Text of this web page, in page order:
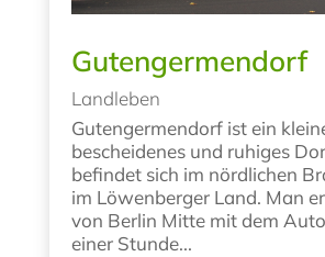
Gutengermendorf
Landleben
Gutengermendorf ist ein
bescheidenes und ruhiges
befindet sich im nördlichen
im Löwenberger Land. Man
von Berlin Mitte mit dem
einer Stunde...